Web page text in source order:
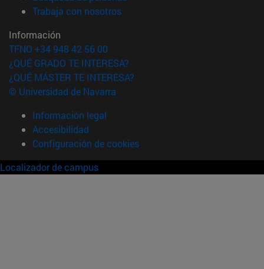
Trabaja con nosotros(abre en nueva ventana)
Información
TFNO +34 948 42 56 00
¿QUÉ GRADO TE INTERESA?
¿QUÉ MÁSTER TE INTERESA?
© Universidad de Navarra
Información legal
Accesibilidad
Configuración de cookies
Localizador de campus